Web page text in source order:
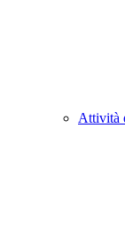
Attività